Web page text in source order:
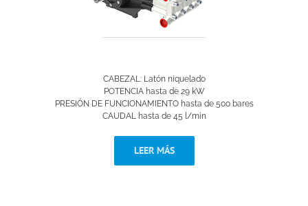
CABEZAL: Latón niquelado
POTENCIA hasta de 29 kW
PRESIÓN DE FUNCIONAMIENTO hasta de 500 bares
CAUDAL hasta de 45 l/min
LEER MÁS